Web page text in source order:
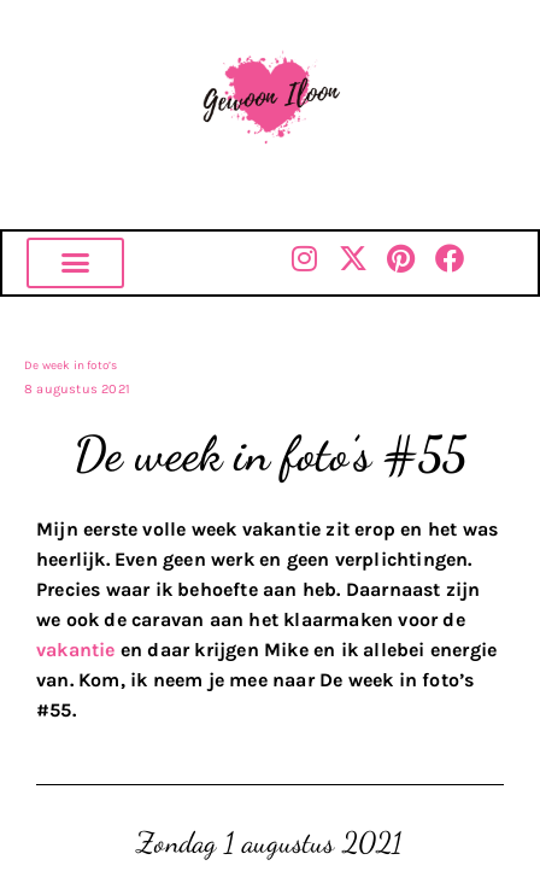
De week in foto’s
8 augustus 2021
De week in foto’s #55
Mijn eerste volle week vakantie zit erop en het was
heerlijk. Even geen werk en geen verplichtingen.
Precies waar ik behoefte aan heb. Daarnaast zijn
we ook de caravan aan het klaarmaken voor de
vakantie en daar krijgen Mike en ik allebei energie
van. Kom, ik neem je mee naar De week in foto’s
#55.
Zondag 1 augustus 2021